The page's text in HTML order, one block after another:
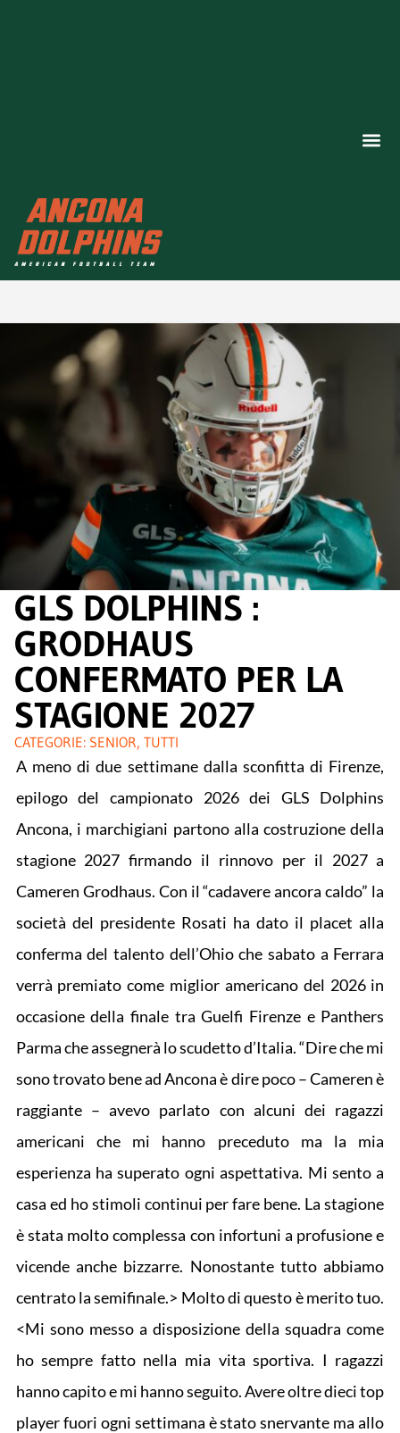
GLS DOLPHINS :
GRODHAUS
CONFERMATO PER LA
STAGIONE 2027
CATEGORIE: SENIOR, TUTTI
A meno di due settimane dalla sconfitta di Firenze,
epilogo del campionato 2026 dei GLS Dolphins
Ancona, i marchigiani partono alla costruzione della
stagione 2027 firmando il rinnovo per il 2027 a
Cameren Grodhaus. Con il “cadavere ancora caldo” la
società del presidente Rosati ha dato il placet alla
conferma del talento dell’Ohio che sabato a Ferrara
verrà premiato come miglior americano del 2026 in
occasione della finale tra Guelfi Firenze e Panthers
Parma che assegnerà lo scudetto d’Italia. “Dire che mi
sono trovato bene ad Ancona è dire poco – Cameren è
raggiante – avevo parlato con alcuni dei ragazzi
americani che mi hanno preceduto ma la mia
esperienza ha superato ogni aspettativa. Mi sento a
casa ed ho stimoli continui per fare bene. La stagione
è stata molto complessa con infortuni a profusione e
vicende anche bizzarre. Nonostante tutto abbiamo
centrato la semifinale.> Molto di questo è merito tuo.
<Mi sono messo a disposizione della squadra come
ho sempre fatto nella mia vita sportiva. I ragazzi
hanno capito e mi hanno seguito. Avere oltre dieci top
player fuori ogni settimana è stato snervante ma allo